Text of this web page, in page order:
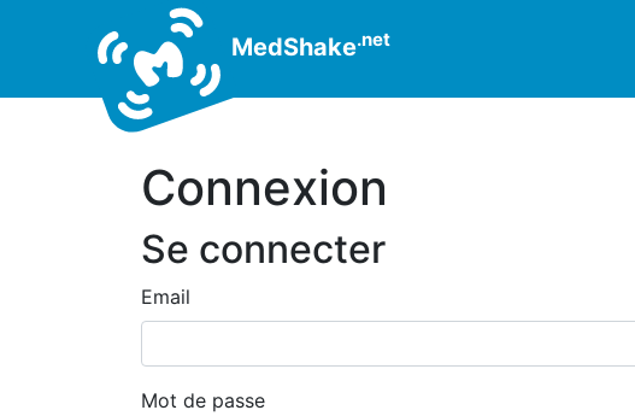
MedShake.net
Connexion
Se connecter
Email
Mot de passe